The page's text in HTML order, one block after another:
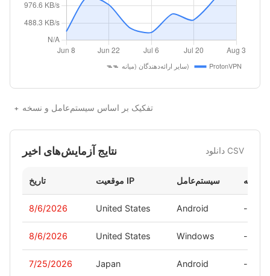
تفکیک بر اساس سیستم‌عامل و نسخه
نتایج آزمایش‌های اخیر دانلود CSV
تاریخ موقعیت IP سیستم‌عامل نسخه
8/6/2026 United States Android -
8/6/2026 United States Windows -
7/25/2026 Japan Android -